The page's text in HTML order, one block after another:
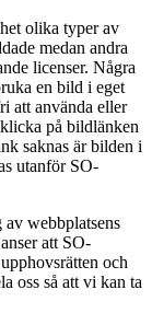
olika typer av
medan andra
licenser. Några
en bild i eget
att använda eller
på bildlänken
saknas är bilden i
utanför SO-
av webbplatsens
att SO-
och
oss så att vi kan ta